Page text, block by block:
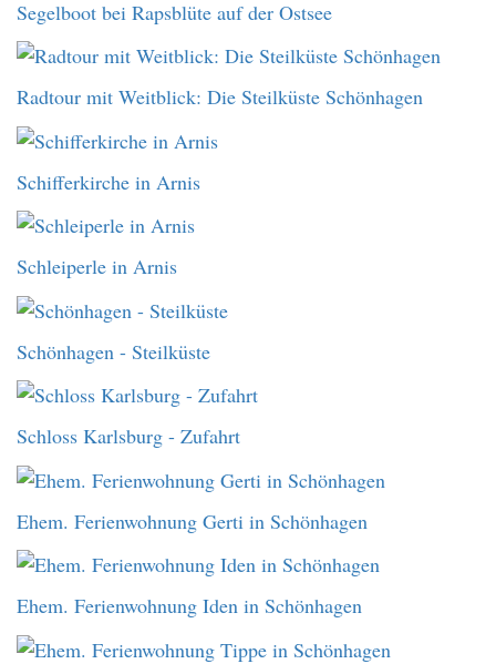
Segelboot bei Rapsblüte auf der Ostsee
Radtour mit Weitblick: Die Steilküste Schönhagen
Schifferkirche in Arnis
Schleiperle in Arnis
Schönhagen - Steilküste
Schloss Karlsburg - Zufahrt
Ehem. Ferienwohnung Gerti in Schönhagen
Ehem. Ferienwohnung Iden in Schönhagen